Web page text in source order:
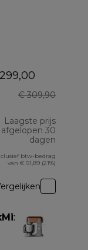
€ 309,90
Laagste prijs
afgelopen 30
dagen
btw-bedrag
van € 51,89 (21%)